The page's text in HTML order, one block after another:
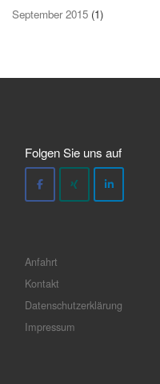
September 2015 (1)
Folgen Sie uns auf
Anfahrt
Kontakt
Datenschutzerklärung
Impressum